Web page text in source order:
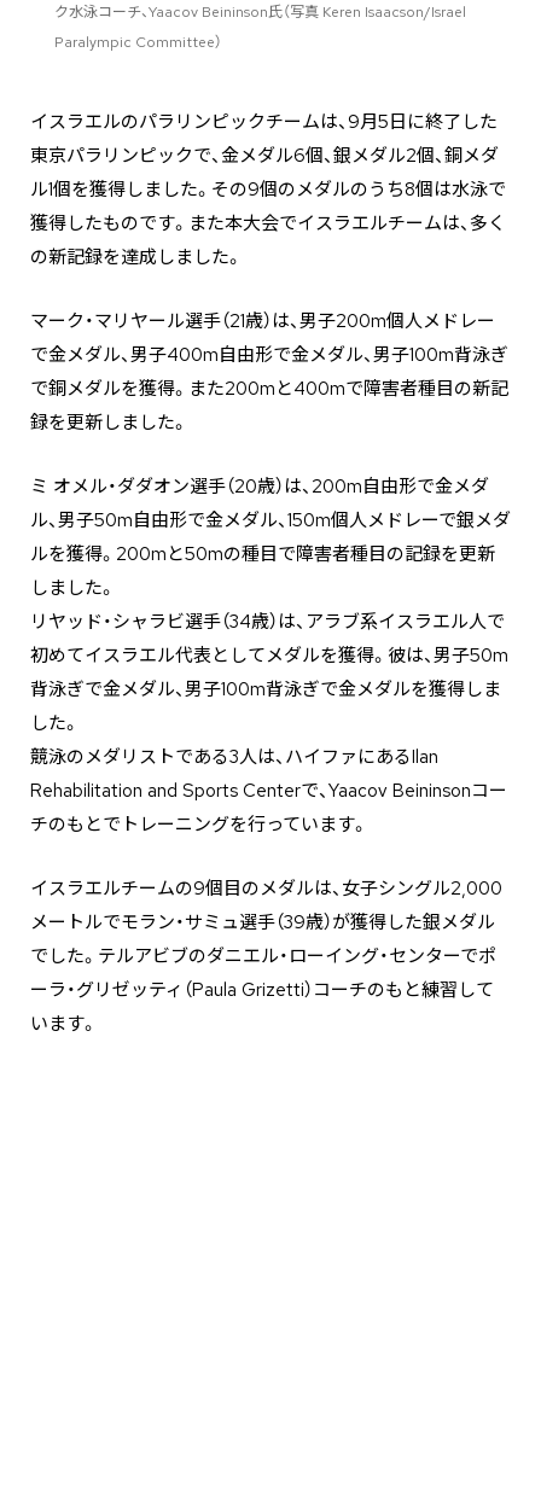
ク水泳コーチ、Yaacov Beininson氏（写真 Keren Isaacson/Israel
Paralympic Committee）
イスラエルのパラリンピックチームは、9月5日に終了した
東京パラリンピックで、金メダル6個、銀メダル2個、銅メダ
ル1個を獲得しました。その9個のメダルのうち8個は水泳で
獲得したものです。また本大会でイスラエルチームは、多く
の新記録を達成しました。
マーク・マリヤール選手（21歳）は、男子200m個人メドレー
で金メダル、男子400m自由形で金メダル、男子100m背泳ぎ
で銅メダルを獲得。また200mと400mで障害者種目の新記
録を更新しました。
ミ オメル・ダダオン選手（20歳）は、200m自由形で金メダ
ル、男子50m自由形で金メダル、150m個人メドレーで銀メダ
ルを獲得。200mと50mの種目で障害者種目の記録を更新
しました。
リヤッド・シャラビ選手（34歳）は、アラブ系イスラエル人で
初めてイスラエル代表としてメダルを獲得。彼は、男子50m
背泳ぎで金メダル、男子100m背泳ぎで金メダルを獲得しま
した。
競泳のメダリストである3人は、ハイファにあるIlan
Rehabilitation and Sports Centerで、Yaacov Beininsonコー
チのもとでトレーニングを行っています。
イスラエルチームの9個目のメダルは、女子シングル2,000
メートルでモラン・サミュ選手（39歳）が獲得した銀メダル
でした。テルアビブのダニエル・ローイング・センターでポ
ーラ・グリゼッティ（Paula Grizetti）コーチのもと練習して
います。